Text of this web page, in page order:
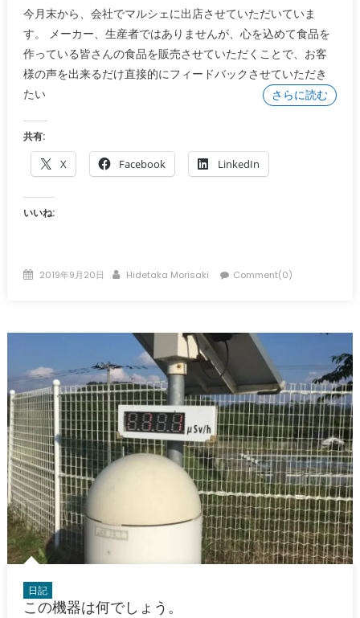
今月末から、会社でマルシェに出店させていただいていま
す。 メーカー、生産者ではありませんが、心を込めて食品を
作っている皆さんの食品を販売させていただくことで、お客
様の声を出来るだけ直接的にフィードバックさせていただき
たい
さらに読む
共有:
X Facebook LinkedIn
いいね:
Posted
2019年9月20日 Author
Hidetaka Morisaki Comment(0)
日記
この機器は何でしょう。